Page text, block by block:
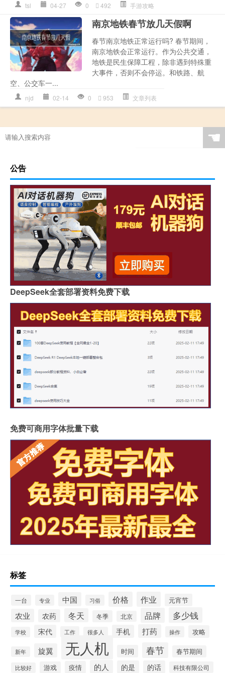
tsl 04-27 0 492 手游攻略
南京地铁春节放几天假啊
春节南京地铁正常运行吗? 春节期间，
南京地铁会正常运行。作为公共交通，
地铁是民生保障工程，除非遇到特殊重
大事件，否则不会停运。和铁路、航
空、公交车一...
njd 02-14 0 953 文章列表
☚
公告
DeepSeek全套部署资料免费下载
免费可商用字体批量下载
标签
一台 专业 中国 习俗 价格 作业 元宵节
农业 农药 冬天 冬季 北京 品牌 多少钱
学校 宋代 工作 很多人 手机 打药 操作 攻略
新年 旋翼 无人机 时间 春节 春节期间
比较好 游戏 疫情 的人 的是 的话 科技有限公司